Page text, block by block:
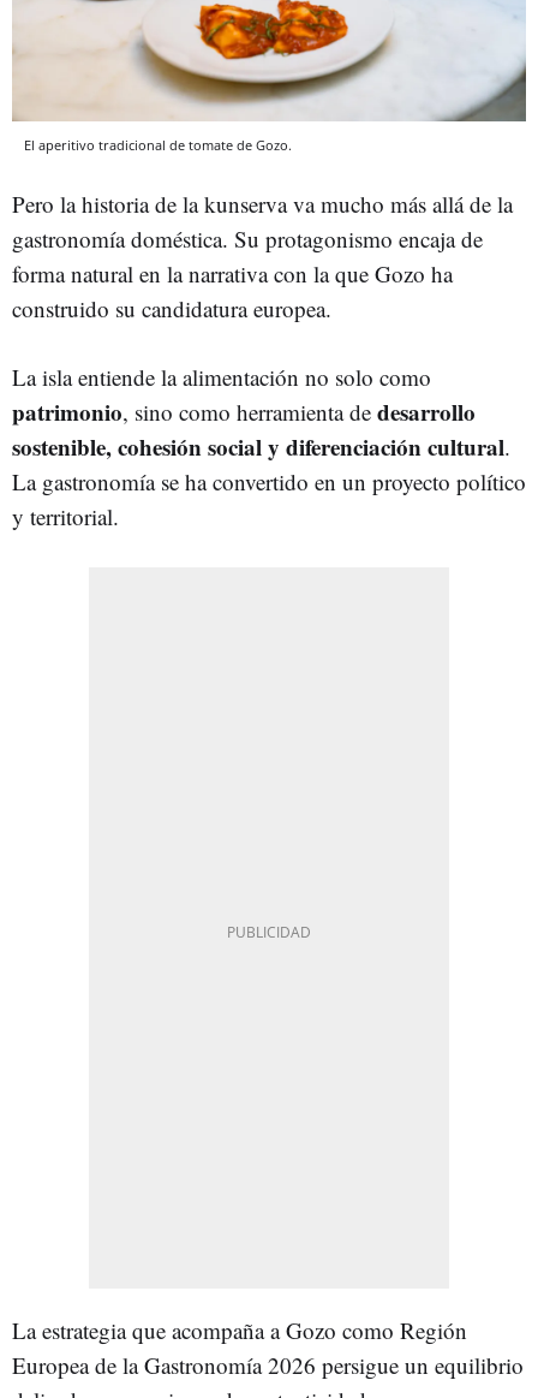
El aperitivo tradicional de tomate de Gozo.
Pero la historia de la kunserva va mucho más allá de la
gastronomía doméstica. Su protagonismo encaja de
forma natural en la narrativa con la que Gozo ha
construido su candidatura europea.
La isla entiende la alimentación no solo como
patrimonio, sino como herramienta de desarrollo
sostenible, cohesión social y diferenciación cultural.
La gastronomía se ha convertido en un proyecto político
y territorial.
La estrategia que acompaña a Gozo como Región
Europea de la Gastronomía 2026 persigue un equilibrio